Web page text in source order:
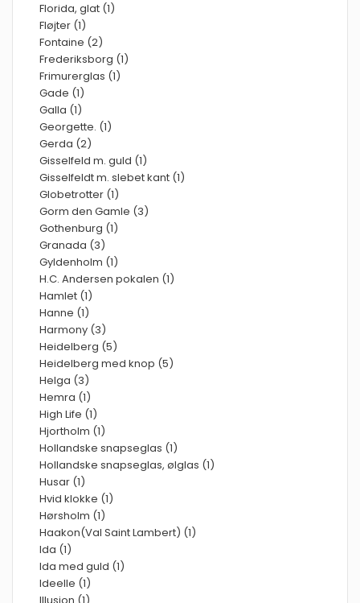
Florida, glat (1)
Fløjter (1)
Fontaine (2)
Frederiksborg (1)
Frimurerglas (1)
Gade (1)
Galla (1)
Georgette. (1)
Gerda (2)
Gisselfeld m. guld (1)
Gisselfeldt m. slebet kant (1)
Globetrotter (1)
Gorm den Gamle (3)
Gothenburg (1)
Granada (3)
Gyldenholm (1)
H.C. Andersen pokalen (1)
Hamlet (1)
Hanne (1)
Harmony (3)
Heidelberg (5)
Heidelberg med knop (5)
Helga (3)
Hemra (1)
High Life (1)
Hjortholm (1)
Hollandske snapseglas (1)
Hollandske snapseglas, ølglas (1)
Husar (1)
Hvid klokke (1)
Hørsholm (1)
Haakon(Val Saint Lambert) (1)
Ida (1)
Ida med guld (1)
Ideelle (1)